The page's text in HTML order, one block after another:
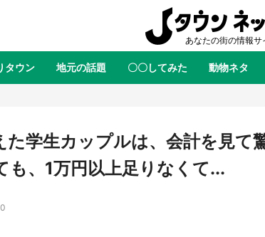
全国 全国
東北 青森 岩手
関東 茨城
タウン 地元の話題 〇〇してみた 動物ネタ
域×二次元 あの時はありがとう 物語
た学生カップルは、会計を見
も、1万円以上足りなくて...